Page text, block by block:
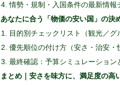
情勢・規制・入国条件の最新情報
あなたに合う「物価の安い国」の決
目的別チェックリスト（観光／グ
優先順位の付け方（安さ・治安・
最終確認：予算シミュレーション
まとめ｜安さを味方に、満足度の高